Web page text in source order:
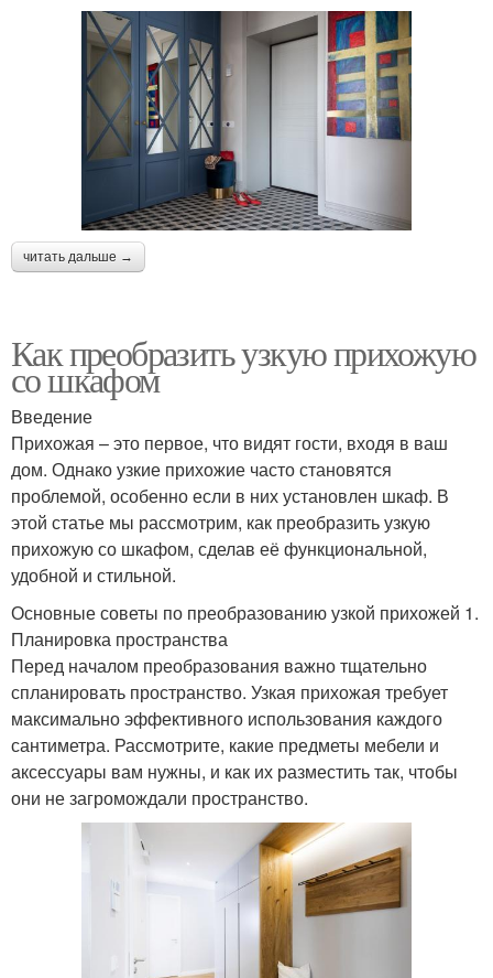
читать дальше →
Как преобразить узкую прихожую
со шкафом
Введение
Прихожая – это первое, что видят гости, входя в ваш
дом. Однако узкие прихожие часто становятся
проблемой, особенно если в них установлен шкаф. В
этой статье мы рассмотрим, как преобразить узкую
прихожую со шкафом, сделав её функциональной,
удобной и стильной.
Основные советы по преобразованию узкой прихожей 1.
Планировка пространства
Перед началом преобразования важно тщательно
спланировать пространство. Узкая прихожая требует
максимально эффективного использования каждого
сантиметра. Рассмотрите, какие предметы мебели и
аксессуары вам нужны, и как их разместить так, чтобы
они не загромождали пространство.